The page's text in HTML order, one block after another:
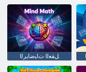
ﻞﻘﻌﻟﺍ ﺕﺎﻴﺿﺎﻳﺮﻟﺍ